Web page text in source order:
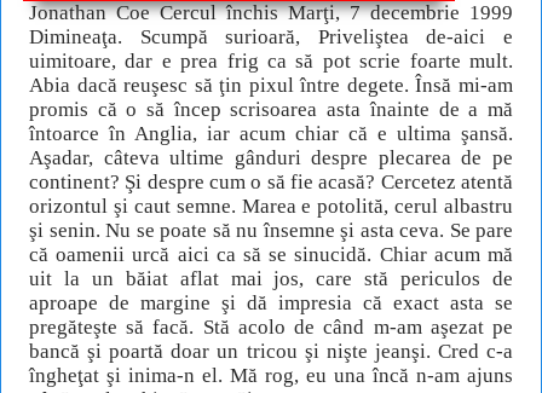
Jonathan Coe Cercul închis Marţi, 7 decembrie 1999
Dimineaţa. Scumpă surioară, Priveliştea de-aici e
uimitoare, dar e prea frig ca să pot scrie foarte mult.
Abia dacă reuşesc să ţin pixul între degete. Însă mi-am
promis că o să încep scrisoarea asta înainte de a mă
întoarce în Anglia, iar acum chiar că e ultima şansă.
Aşadar, câteva ultime gânduri despre plecarea de pe
continent? Şi despre cum o să fie acasă? Cercetez atentă
orizontul şi caut semne. Marea e potolită, cerul albastru
şi senin. Nu se poate să nu însemne şi asta ceva. Se pare
că oamenii urcă aici ca să se sinucidă. Chiar acum mă
uit la un băiat aflat mai jos, care stă periculos de
aproape de margine şi dă impresia că exact asta se
pregăteşte să facă. Stă acolo de când m-am aşezat pe
bancă şi poartă doar un tricou şi nişte jeanşi. Cred c-a
îngheţat şi inima-n el. Mă rog, eu una încă n-am ajuns